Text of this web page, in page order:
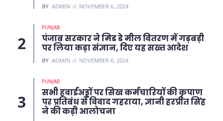
BY ADMIN NOVEMBER 6, 2024
PUNJAB
पंजाब सरकार ने मिड डे मील वितरण में गड़बड़ी
पर लिया कड़ा संज्ञान, दिए यह सख्त आदेश
BY ADMIN NOVEMBER 6, 2024
PUNJAB
सभी हवाईअड्डों पर सिख कर्मचारियों की कृपाण
पर प्रतिबंध से विवाद गहराया, ज्ञानी हरप्रीत सिंह
ने की कड़ी आलोचना